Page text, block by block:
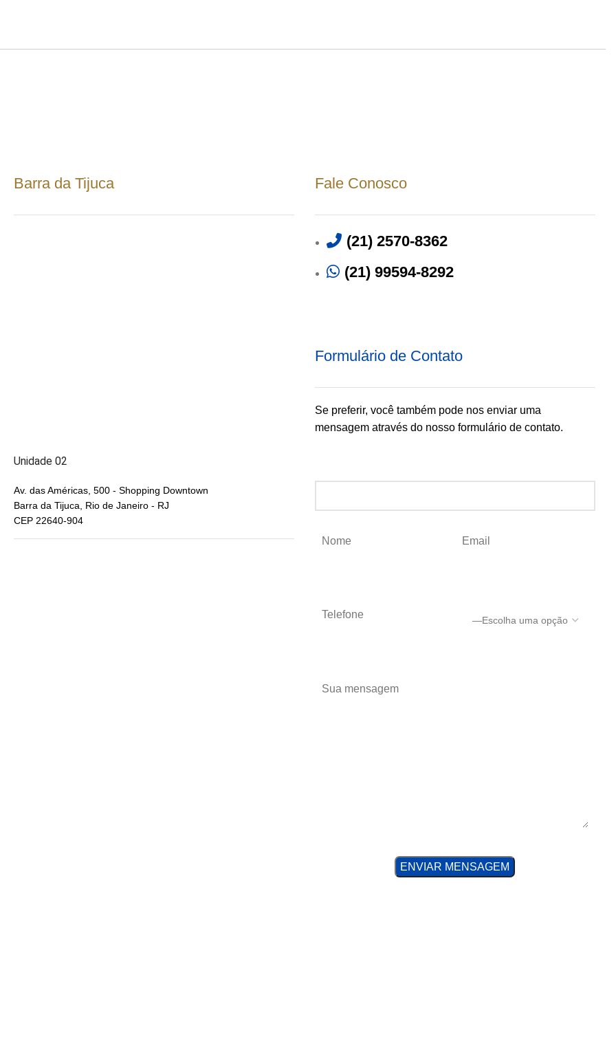
Barra da Tijuca
Unidade 02
Av. das Américas, 500 - Shopping Downtown
Barra da Tijuca, Rio de Janeiro - RJ
CEP 22640-904
Fale Conosco
(21) 2570-8362
(21) 99594-8292
Formulário de Contato
Se preferir, você também pode nos enviar uma
mensagem através do nosso formulário de contato.
Nome Email
Telefone
Sua mensagem